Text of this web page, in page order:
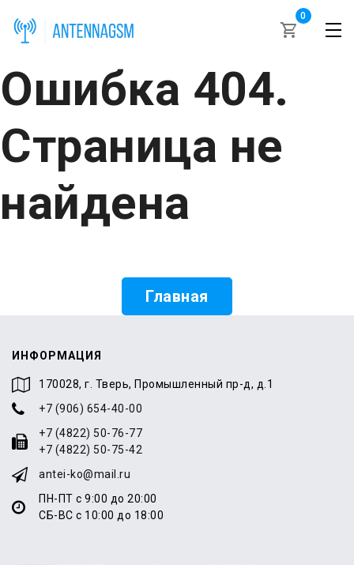
0
Ошибка 404.
Страница не
найдена
Главная
ИНФОРМАЦИЯ
170028, г. Тверь, Промышленный пр-д, д.1
+7 (906) 654-40-00
+7 (4822) 50-76-77
+7 (4822) 50-75-42
antei-ko@mail.ru
ПН-ПТ с 9:00 до 20:00
СБ-ВС с 10:00 до 18:00